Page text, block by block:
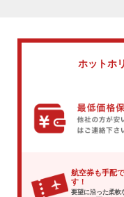
ホットホ
航空券も手配
す！
要望に沿った柔軟